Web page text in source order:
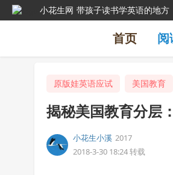
小花生网 带孩子读书学英语的地方
首页 阅
原版娃英语应试 美国教育
揭秘美国教育分层
小花生小溪 2017
2018-3-30 18:24转载